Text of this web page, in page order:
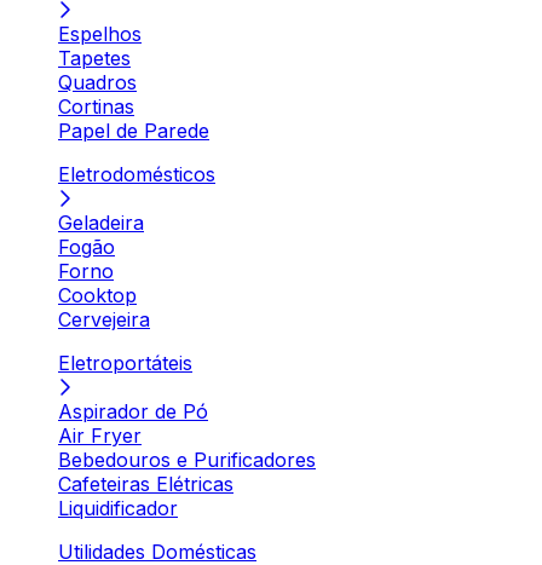
Espelhos
Tapetes
Quadros
Cortinas
Papel de Parede
Eletrodomésticos
Geladeira
Fogão
Forno
Cooktop
Cervejeira
Eletroportáteis
Aspirador de Pó
Air Fryer
Bebedouros e Purificadores
Cafeteiras Elétricas
Liquidificador
Utilidades Domésticas